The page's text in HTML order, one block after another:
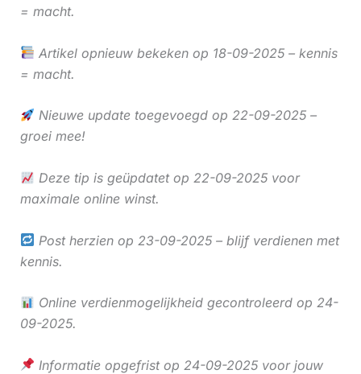
= macht.
Artikel opnieuw bekeken op 18-09-2025 – kennis
= macht.
Nieuwe update toegevoegd op 22-09-2025 –
groei mee!
Deze tip is geüpdatet op 22-09-2025 voor
maximale online winst.
Post herzien op 23-09-2025 – blijf verdienen met
kennis.
Online verdienmogelijkheid gecontroleerd op 24-
09-2025.
Informatie opgefrist op 24-09-2025 voor jouw